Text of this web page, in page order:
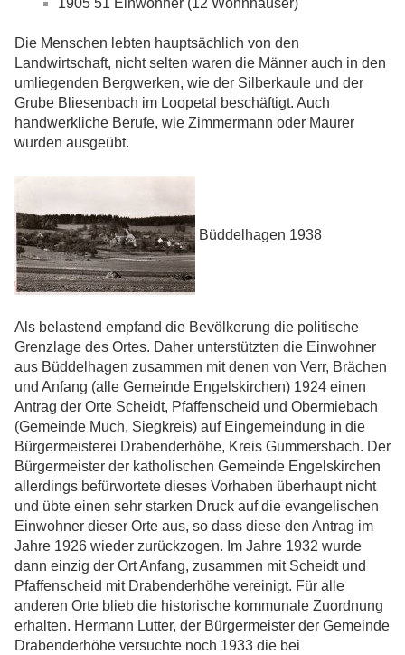
Die Menschen lebten hauptsächlich von den
Landwirtschaft, nicht selten waren die Männer auch in den
umliegenden Bergwerken, wie der Silberkaule und der
Grube Bliesenbach im Loopetal beschäftigt. Auch
handwerkliche Berufe, wie Zimmermann oder Maurer
wurden ausgeübt.
Büddelhagen 1938
Als belastend empfand die Bevölkerung die politische
Grenzlage des Ortes. Daher unterstützten die Einwohner
aus Büddelhagen zusammen mit denen von Verr, Brächen
und Anfang (alle Gemeinde Engelskirchen) 1924 einen
Antrag der Orte Scheidt, Pfaffenscheid und Obermiebach
(Gemeinde Much, Siegkreis) auf Eingemeindung in die
Bürgermeisterei Drabenderhöhe, Kreis Gummersbach. Der
Bürgermeister der katholischen Gemeinde Engelskirchen
allerdings befürwortete dieses Vorhaben überhaupt nicht
und übte einen sehr starken Druck auf die evangelischen
Einwohner dieser Orte aus, so dass diese den Antrag im
Jahre 1926 wieder zurückzogen. Im Jahre 1932 wurde
dann einzig der Ort Anfang, zusammen mit Scheidt und
Pfaffenscheid mit Drabenderhöhe vereinigt. Für alle
anderen Orte blieb die historische kommunale Zuordnung
erhalten. Hermann Lutter, der Bürgermeister der Gemeinde
Drabenderhöhe versuchte noch 1933 die bei